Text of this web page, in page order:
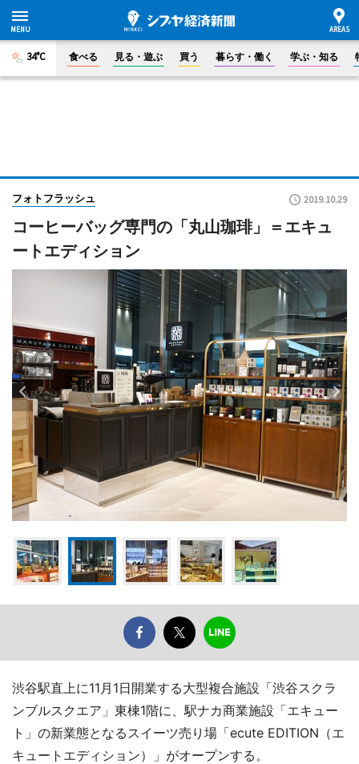
34°C 食べる 見る・遊ぶ 買う 暮らす・働く 学ぶ・知る
フォトフラッシュ 2019.10.29
コーヒーバッグ専門の「丸山珈琲」＝エキュ
ートエディション
渋谷駅直上に11月1日開業する大型複合施設「渋谷スクラ
ンブルスクエア」東棟1階に、駅ナカ商業施設「エキュー
ト」の新業態となるスイーツ売り場「ecute EDITION（エ
キュートエディション）」がオープンする。